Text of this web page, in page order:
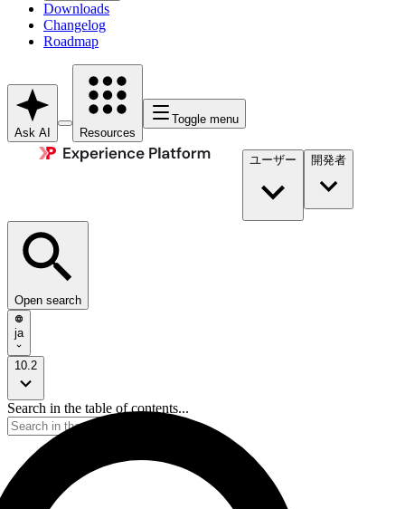
Downloads
Changelog
Roadmap
Ask AI Resources
Toggle menu
ユーザー 開発者​
Open search
ja
10.2
Search in the table of contents...